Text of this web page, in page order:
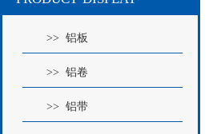
>> 铝板
>> 铝卷
>> 铝带